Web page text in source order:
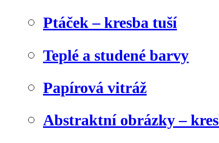
Ptáček – kresba tuší
Teplé a studené barvy
Papírová vitráž
Abstraktní obrázky –